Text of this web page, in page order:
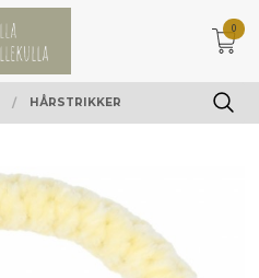
0
HÅRSTRIKKER